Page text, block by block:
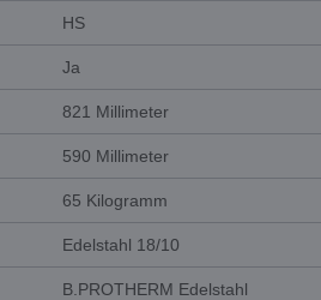
HS
Ja
821 Millimeter
590 Millimeter
65 Kilogramm
Edelstahl 18/10
B.PROTHERM Edelstahl